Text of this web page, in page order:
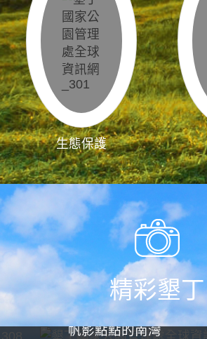
生態保護
精彩墾丁
帆影點點的南灣